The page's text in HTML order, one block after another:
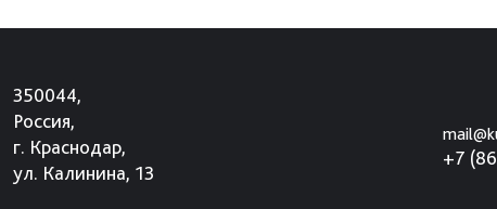
350044,
Россия,
г. Краснодар,
ул. Калинина, 13
+7